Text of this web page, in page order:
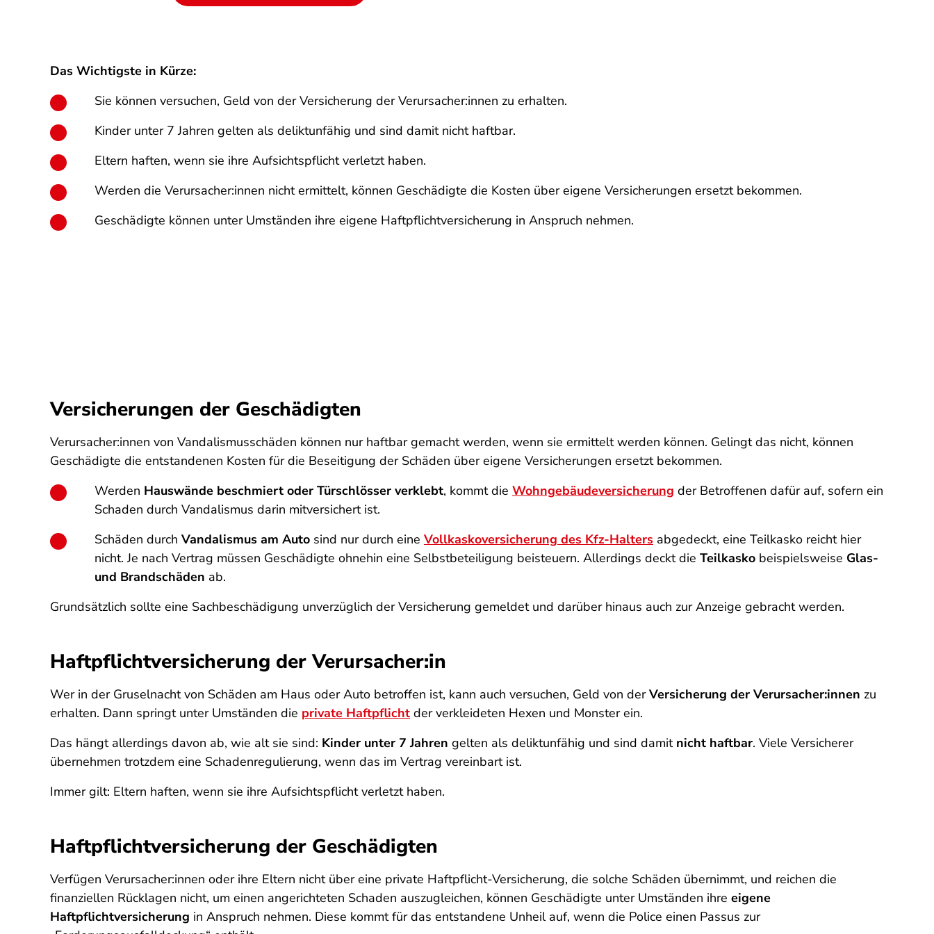
Das Wichtigste in Kürze:
Sie können versuchen, Geld von der Versicherung der Verursacher:innen zu erhalten.
Kinder unter 7 Jahren gelten als deliktunfähig und sind damit nicht haftbar.
Eltern haften, wenn sie ihre Aufsichtspflicht verletzt haben.
Werden die Verursacher:innen nicht ermittelt, können Geschädigte die Kosten über eigene Versicherungen ersetzt bekommen.
Geschädigte können unter Umständen ihre eigene Haftpflichtversicherung in Anspruch nehmen.
Versicherungen der Geschädigten
Verursacher:innen von Vandalismusschäden können nur haftbar gemacht werden, wenn sie ermittelt werden können. Gelingt das nicht, können
Geschädigte die entstandenen Kosten für die Beseitigung der Schäden über eigene Versicherungen ersetzt bekommen.
Werden Hauswände beschmiert oder Türschlösser verklebt, kommt die Wohngebäudeversicherung der Betroffenen dafür auf, sofern ein
Schaden durch Vandalismus darin mitversichert ist.
Schäden durch Vandalismus am Auto sind nur durch eine Vollkaskoversicherung des Kfz-Halters abgedeckt, eine Teilkasko reicht hier
nicht. Je nach Vertrag müssen Geschädigte ohnehin eine Selbstbeteiligung beisteuern. Allerdings deckt die Teilkasko beispielsweise Glas-
und Brandschäden ab.
Grundsätzlich sollte eine Sachbeschädigung unverzüglich der Versicherung gemeldet und darüber hinaus auch zur Anzeige gebracht werden.
Haftpflichtversicherung der Verursacher:in
Wer in der Gruselnacht von Schäden am Haus oder Auto betroffen ist, kann auch versuchen, Geld von derVersicherung der Verursacher:innen zu
erhalten. Dann springt unter Umständen die private Haftpflicht der verkleideten Hexen und Monster ein.
Das hängt allerdings davon ab, wie alt sie sind: Kinder unter 7 Jahren gelten als deliktunfähig und sind damit nicht haftbar. Viele Versicherer
übernehmen trotzdem eine Schadenregulierung, wenn das im Vertrag vereinbart ist.
Immer gilt: Eltern haften, wenn sie ihre Aufsichtspflicht verletzt haben.
Haftpflichtversicherung der Geschädigten
Verfügen Verursacher:innen oder ihre Eltern nicht über eine private Haftpflicht-Versicherung, die solche Schäden übernimmt, und reichen die
finanziellen Rücklagen nicht, um einen angerichteten Schaden auszugleichen, können Geschädigte unter Umständen ihre eigene
Haftpflichtversicherung in Anspruch nehmen. Diese kommt für das entstandene Unheil auf, wenn die Police einen Passus zur